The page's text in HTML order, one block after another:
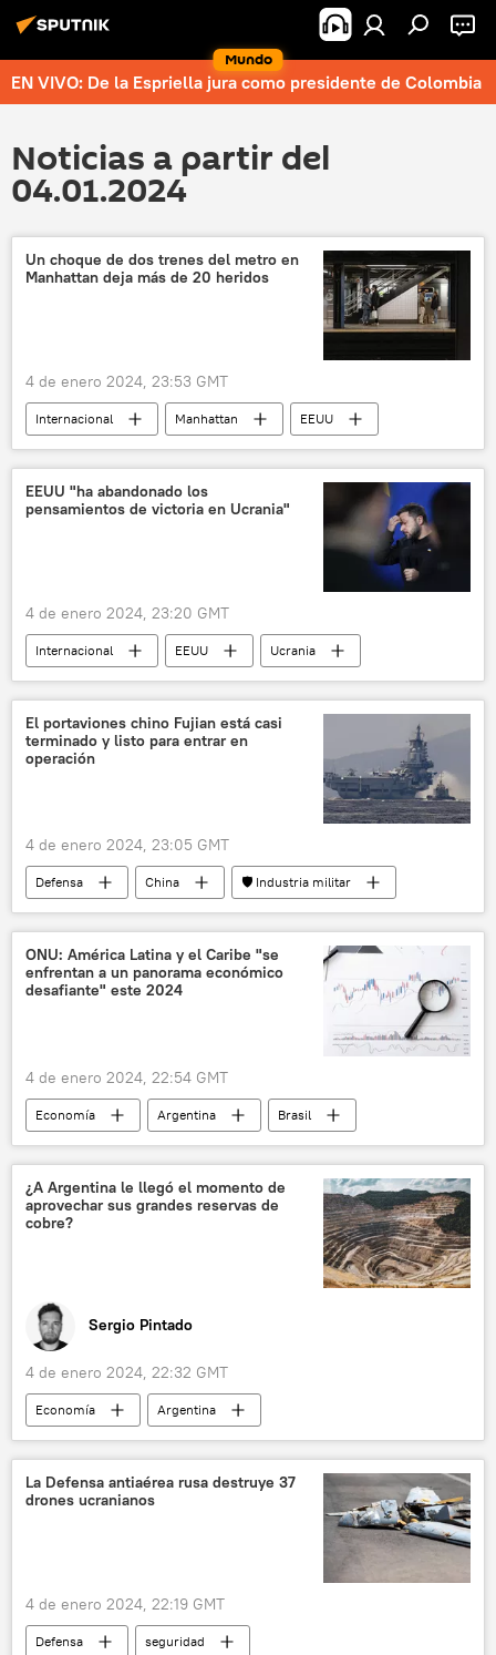
Mundo
EN VIVO: De la Espriella jura como presidente de Colombia
Noticias a partir del
04.01.2024
Un choque de dos trenes del metro en
Manhattan deja más de 20 heridos
4 de enero 2024, 23:53 GMT
Internacional Manhattan
EEUU
accidente
Nueva York
sociedad
seguridad
New York Times
EEUU "ha abandonado los
pensamientos de victoria en Ucrania"
4 de enero 2024, 23:20 GMT
Internacional EEUU
Ucrania
📰 Operación rusa de desmilitarización y desnazificación de Ucrania
Joe Biden
Volodímir Zelenski
OTAN
Departamento de Estado (EEUU)
El portaviones chino Fujian está casi
terminado y listo para entrar en
operación
4 de enero 2024, 23:05 GMT
Defensa China
🛡️ Industria militar
Fujian (portaviones)
ONU: América Latina y el Caribe "se
enfrentan a un panorama económico
desafiante" este 2024
4 de enero 2024, 22:54 GMT
Economía Argentina
Brasil
México
ONU
🌎 América
📈 Mercados y finanzas
inflación
Reserva Federal de EEUU
Venezuela
📰 Resumen del 2023 y predicciones para el 2024
¿A Argentina le llegó el momento de
aprovechar sus grandes reservas de
cobre?
Sergio Pintado
4 de enero 2024, 22:32 GMT
Economía
Argentina
📈 Mercados y finanzas
San Juan
🏛️ Compañías
💬 Opinión y Análisis
cobre
industria
industria minera
La Defensa antiaérea rusa destruye 37
drones ucranianos
4 de enero 2024, 22:19 GMT
Defensa
seguridad